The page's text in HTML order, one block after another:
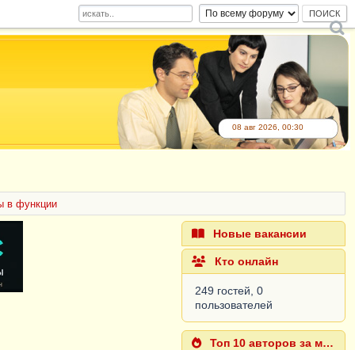
08 авг 2026, 00:30
в функции
Новые вакансии
Кто онлайн
249 гостей, 0
пользователей
Топ 10 авторов за месяц